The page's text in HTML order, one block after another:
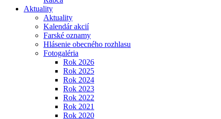
Aktuality
Aktuality
Kalendár akcií
Farské oznamy
Hlásenie obecného rozhlasu
Fotogaléria
Rok 2026
Rok 2025
Rok 2024
Rok 2023
Rok 2022
Rok 2021
Rok 2020